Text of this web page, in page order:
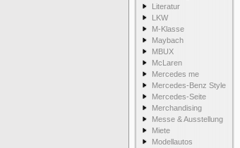
Literatur
LKW
M-Klasse
Maybach
MBUX
McLaren
Mercedes me
Mercedes-Benz Style
Mercedes-Seite
Merchandising
Messe & Ausstellung
Miete
Modellautos